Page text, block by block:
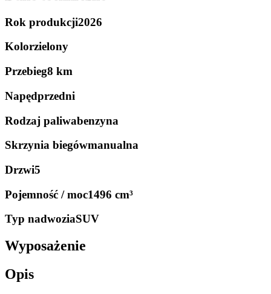
Rok produkcji2026
Kolorzielony
Przebieg8 km
Napędprzedni
Rodzaj paliwabenzyna
Skrzynia biegówmanualna
Drzwi5
Pojemność / moc1496 cm³
Typ nadwoziaSUV
Wyposażenie
Opis